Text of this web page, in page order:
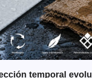
temporal